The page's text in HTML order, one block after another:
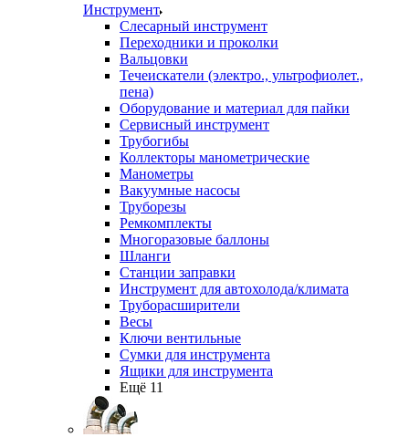
Инструмент
Слесарный инструмент
Переходники и проколки
Вальцовки
Течеискатели (электро., ультрофиолет.,
пена)
Оборудование и материал для пайки
Сервисный инструмент
Трубогибы
Коллекторы манометрические
Манометры
Вакуумные насосы
Труборезы
Ремкомплекты
Многоразовые баллоны
Шланги
Станции заправки
Инструмент для автохолода/климата
Труборасширители
Весы
Ключи вентильные
Сумки для инструмента
Ящики для инструмента
Ещё 11